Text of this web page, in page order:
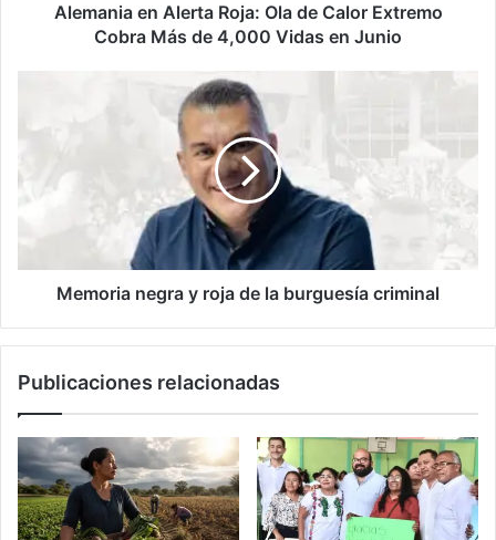
Alemania en Alerta Roja: Ola de Calor Extremo
Cobra Más de 4,000 Vidas en Junio
de
la
Memoria negra y roja de la burguesía criminal
Publicaciones relacionadas